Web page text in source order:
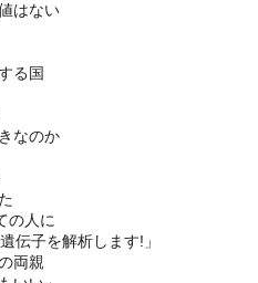
はない
る国
なのか
の人に
伝子を解析します!」
両親